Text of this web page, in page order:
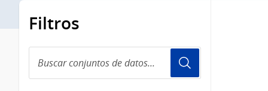
Filtros
conjuntos
de